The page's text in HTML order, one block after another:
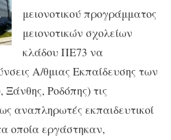
μειονοτικού προγράμματος
μειονοτικών σχολείων
κλάδου ΠΕ73 να
Α/θμιας Εκπαίδευσης των
Ροδόπης) τις
αναπληρωτές εκπαιδευτικοί
οποία εργάστηκαν,